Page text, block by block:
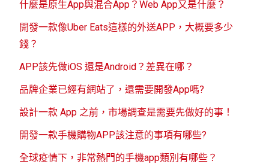
什麼是原生App與混合App？Web App又是什麼？
開發一款像Uber Eats這樣的外送APP，大概要多少
錢？
APP該先做iOS 還是Android？差異在哪？
品牌企業已經有網站了，還需要開發App嗎?
設計一款 App 之前，市場調查是需要先做好的事！
開發一款手機購物APP該注意的事項有哪些?
全球疫情下，非常熱門的手機app類別有哪些？